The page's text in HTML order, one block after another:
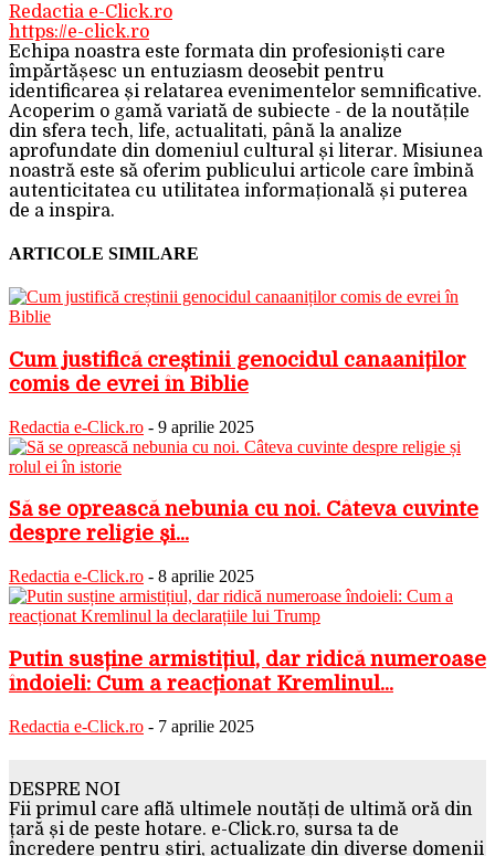
Redactia e-Click.ro
https://e-click.ro
Echipa noastra este formata din profesioniști care
împărtășesc un entuziasm deosebit pentru
identificarea și relatarea evenimentelor semnificative.
Acoperim o gamă variată de subiecte - de la noutățile
din sfera tech, life, actualitati, până la analize
aprofundate din domeniul cultural și literar. Misiunea
noastră este să oferim publicului articole care îmbină
autenticitatea cu utilitatea informațională și puterea
de a inspira.
ARTICOLE SIMILARE
Cum justifică creștinii genocidul canaaniților
comis de evrei în Biblie
Redactia e-Click.ro - 9 aprilie 2025
Să se oprească nebunia cu noi. Câteva cuvinte
despre religie și...
Redactia e-Click.ro - 8 aprilie 2025
Putin susține armistițiul, dar ridică numeroase
îndoieli: Cum a reacționat Kremlinul...
Redactia e-Click.ro - 7 aprilie 2025
DESPRE NOI
Fii primul care află ultimele noutăți de ultimă oră din
țară și de peste hotare. e-Click.ro, sursa ta de
încredere pentru știri, actualizate din diverse domenii